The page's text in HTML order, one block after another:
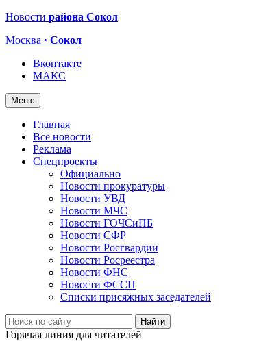
Новости района Сокол
Москва · Сокол
Вконтакте
МАКС
Меню
Главная
Все новости
Реклама
Спецпроекты
Официально
Новости прокуратуры
Новости УВД
Новости МЧС
Новости ГОЧСиПБ
Новости СФР
Новости Росгвардии
Новости Росреестра
Новости ФНС
Новости ФССП
Списки присяжных заседателей
Горячая линия для читателей